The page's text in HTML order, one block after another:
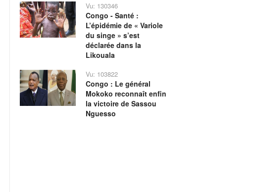
Vu: 130346
Congo - Santé :
L’épidémie de « Variole
du singe » s’est
déclarée dans la
Likouala
Vu: 103822
Congo : Le général
Mokoko reconnaît enfin
la victoire de Sassou
Nguesso